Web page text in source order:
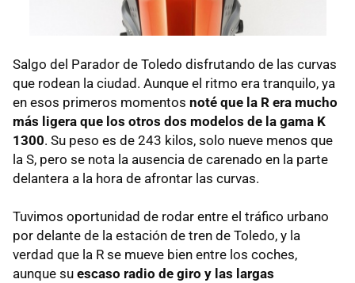
Salgo del Parador de Toledo disfrutando de las curvas
que rodean la ciudad. Aunque el ritmo era tranquilo, ya
en esos primeros momentos noté que la R era mucho
más ligera que los otros dos modelos de la gama K
1300. Su peso es de 243 kilos, solo nueve menos que
la S, pero se nota la ausencia de carenado en la parte
delantera a la hora de afrontar las curvas.
Tuvimos oportunidad de rodar entre el tráfico urbano
por delante de la estación de tren de Toledo, y la
verdad que la R se mueve bien entre los coches,
aunque su escaso radio de giro y las largas